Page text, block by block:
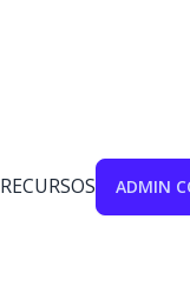
RECURSOS ADMIN